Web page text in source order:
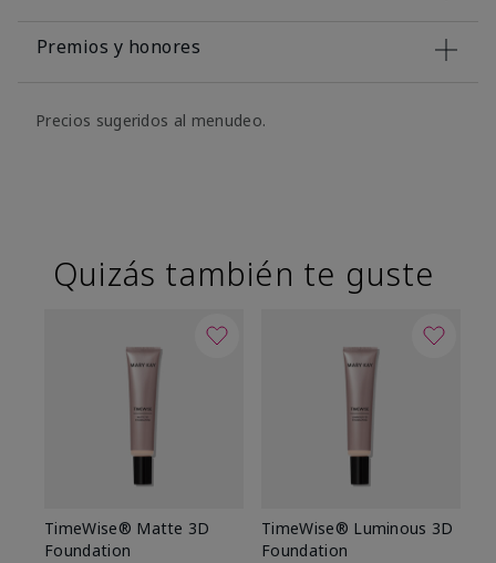
Premios y honores
Precios sugeridos al menudeo.
Quizás también te guste
TimeWise® Matte 3D
Foundation
TimeWise® Luminous 3D
Foundation